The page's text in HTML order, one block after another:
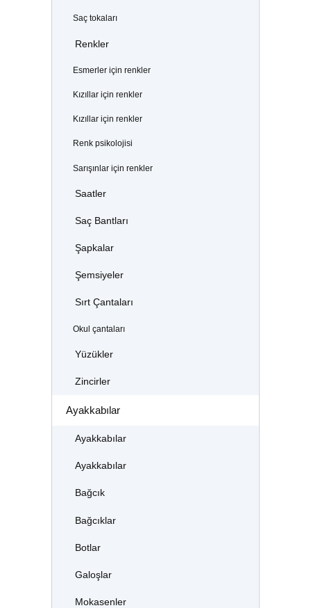
Saç tokaları
Renkler
Esmerler için renkler
Kızıllar için renkler
Kızıllar için renkler
Renk psikolojisi
Sarışınlar için renkler
Saatler
Saç Bantları
Şapkalar
Şemsiyeler
Sırt Çantaları
Okul çantaları
Yüzükler
Zincirler
Ayakkabılar
Ayakkabılar
Ayakkabılar
Bağcık
Bağcıklar
Botlar
Galoşlar
Mokasenler